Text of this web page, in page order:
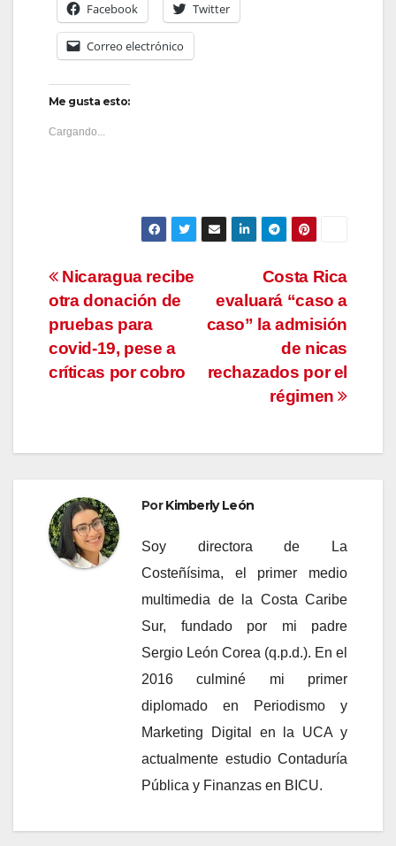
Facebook Twitter
Correo electrónico
Me gusta esto:
Cargando...
Navegación
de
entradas
Costa Rica
evaluará “caso a
caso” la admisión
de nicas
rechazados por el
régimen
Nicaragua recibe
otra donación de
pruebas para
covid-19, pese a
críticas por cobro
PorKimberly León
Soy directora de La
Costeñísima, el primer medio
multimedia de la Costa Caribe
Sur, fundado por mi padre
Sergio León Corea (q.p.d.). En el
2016 culminé mi primer
diplomado en Periodismo y
Marketing Digital en la UCA y
actualmente estudio Contaduría
Pública y Finanzas en BICU.